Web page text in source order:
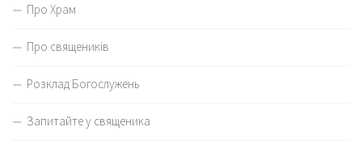
Про Храм
Про священиків
Розклад Богослужень
Запитайте у священика